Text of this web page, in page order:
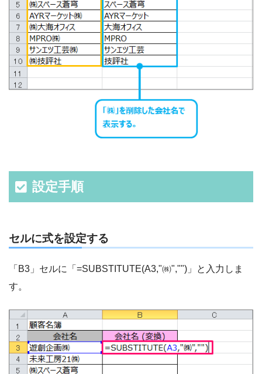
設定手順
セルに式を設定する
「B3」セルに「=SUBSTITUTE(A3,"㈱","")」と入力しま
す。